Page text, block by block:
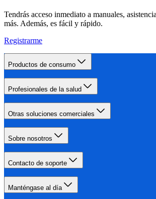
Tendrás acceso inmediato a manuales,
más. Además, es fácil y rápido.
Registrarme
Productos de consumo
Profesionales de la salud
Otras soluciones comerciales
Sobre nosotros
Contacto de soporte
Manténgase al día